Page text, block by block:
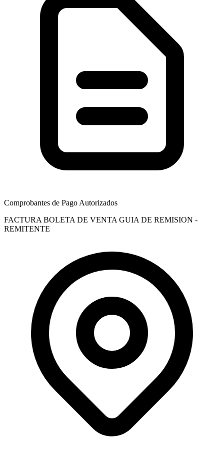
Comprobantes de Pago Autorizados
FACTURA BOLETA DE VENTA GUIA DE REMISION -
REMITENTE